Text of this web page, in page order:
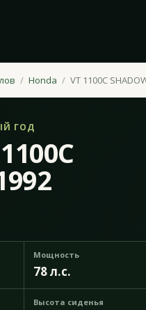
Honda VT 1100C
ГОД
Мощность
78 л.с.
Высота сиденья